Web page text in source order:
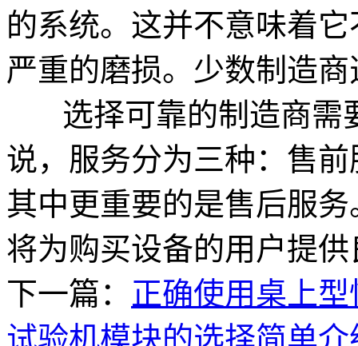
的系统。这并不意味着
严重的磨损。少数制造
选择可靠的制造商需
说，服务分为三种：售
其中更重要的是售后服
将为购买设备的用户提
下一篇： 正确使用桌上
试验机模块的选择简单介